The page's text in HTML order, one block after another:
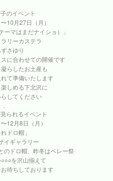
のイベント
10月27日（月）
マはまだナイショ）」
リーカステラ
さゆり
に合わせての開催です
らしたお土産も
て準備いたします
しめる下北沢に
してください
.
られるイベント
12月8日（月）
ドロ帽」
ギャラリー
のドロ帽、昨冬はベレー祭
を沢山揃えて
待ちしております